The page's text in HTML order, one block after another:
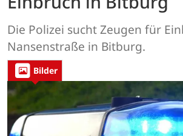
Die Polizei sucht Zeugen für
Nansenstraße in Bitburg.
Bilder